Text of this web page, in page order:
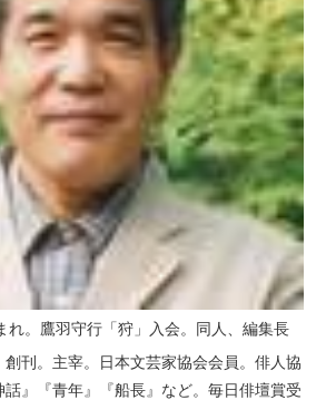
れ。鷹羽守行「狩」入会。同人、編集長
刊。主宰。日本文芸家協会会員。俳人協
』『青年』『船長』など。毎日俳壇賞受